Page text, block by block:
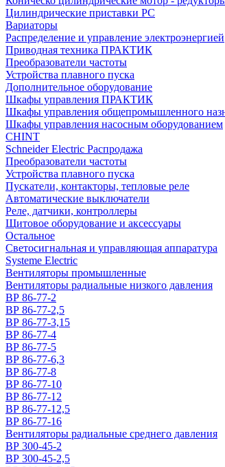
Цилиндрические приставки PC
Вариаторы
Распределение и управление электроэнергией
Приводная техника ПРАКТИК
Преобразователи частоты
Устройства плавного пуска
Дополнительное оборудование
Шкафы управления ПРАКТИК
Шкафы управления общепромышленного
Шкафы управления насосным оборудованием
CHINT
Schneider Electric Распродажа
Преобразователи частоты
Устройства плавного пуска
Пускатели, контакторы, тепловые реле
Автоматические выключатели
Реле, датчики, контроллеры
Щитовое оборудование и аксессуары
Остальное
Светосигнальная и управляющая аппаратура
Systeme Electric
Вентиляторы промышленные
Вентиляторы радиальные низкого давления
ВР 86-77-2
ВР 86-77-2,5
ВР 86-77-3,15
ВР 86-77-4
ВР 86-77-5
ВР 86-77-6,3
ВР 86-77-8
ВР 86-77-10
ВР 86-77-12
ВР 86-77-12,5
ВР 86-77-16
Вентиляторы радиальные среднего давления
ВР 300-45-2
ВР 300-45-2,5